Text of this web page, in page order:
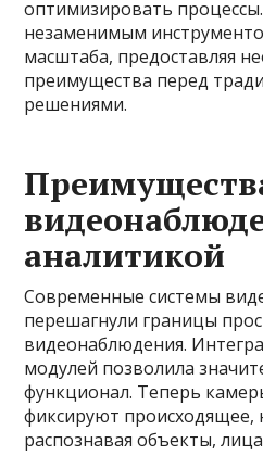
оптимизировать
незаменимым
масштаба, предоставляя
преимущества перед
решениями.
аналитикой
Современные системы
перешагнули границы
видеонаблюдения.
модулей позволила
функционал. Теперь
фиксируют происходящее,
распознавая объекты,